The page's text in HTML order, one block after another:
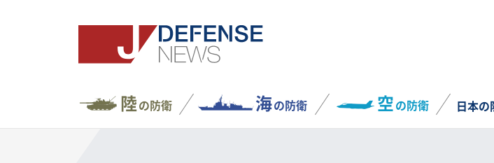
陸の防衛 海の防衛 空の防衛 日本の